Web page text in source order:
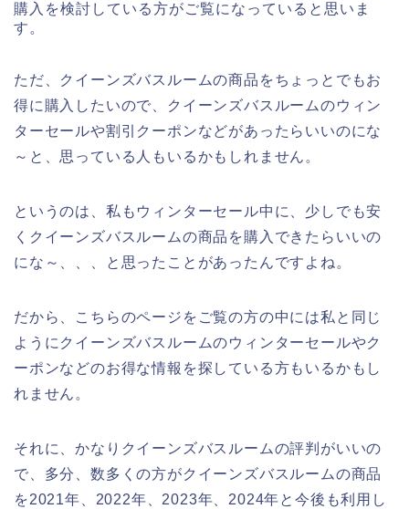
購入を検討している方がご覧になっていると思いま
す。
ただ、クイーンズバスルームの商品をちょっとでもお
得に購入したいので、クイーンズバスルームのウィン
ターセールや割引クーポンなどがあったらいいのにな
～と、思っている人もいるかもしれません。
というのは、私もウィンターセール中に、少しでも安
くクイーンズバスルームの商品を購入できたらいいの
にな～、、、と思ったことがあったんですよね。
だから、こちらのページをご覧の方の中には私と同じ
ようにクイーンズバスルームのウィンターセールやク
ーポンなどのお得な情報を探している方もいるかもし
れません。
それに、かなりクイーンズバスルームの評判がいいの
で、多分、数多くの方がクイーンズバスルームの商品
を2021年、2022年、2023年、2024年と今後も利用し